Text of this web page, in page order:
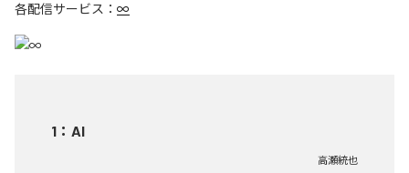
各配信サービス： ∞
1 ： AI
高瀬統也